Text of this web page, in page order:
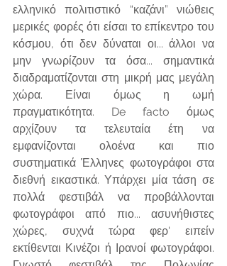
ελληνικό πολιτιστικό “καζάνι” νιώθεις
μερικές φορές ότι είσαι το επίκεντρο του
κόσμου, ότι δεν δύναται οι... άλλοι να
μην γνωρίζουν τα όσα... σημαντικά
διαδραματίζονται στη μικρή μας μεγάλη
χώρα. Είναι όμως η ωμή
πραγματικότητα. De facto όμως
αρχίζουν τα τελευταία έτη να
εμφανίζονται ολοένα και πιο
συστηματικά Έλληνες φωτογράφοι στα
διεθνή εικαστικά. Υπάρχει μία τάση σε
πολλά φεστιβάλ να προβάλλονται
φωτογράφοι από πιο... ασυνήθιστες
χώρες, συχνά τώρα φερ' ειπείν
εκτίθενται Κινέζοι ή Ιρανοί φωτογράφοι.